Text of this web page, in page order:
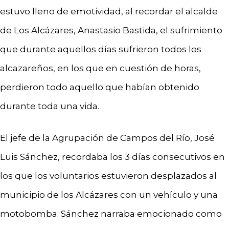
estuvo lleno de emotividad, al recordar el alcalde
de Los Alcázares, Anastasio Bastida, el sufrimiento
que durante aquellos días sufrieron todos los
alcazareños, en los que en cuestión de horas,
perdieron todo aquello que habían obtenido
durante toda una vida.
El jefe de la Agrupación de Campos del Río, José
Luis Sánchez, recordaba los 3 días consecutivos en
los que los voluntarios estuvieron desplazados al
municipio de los Alcázares con un vehículo y una
motobomba. Sánchez narraba emocionado como